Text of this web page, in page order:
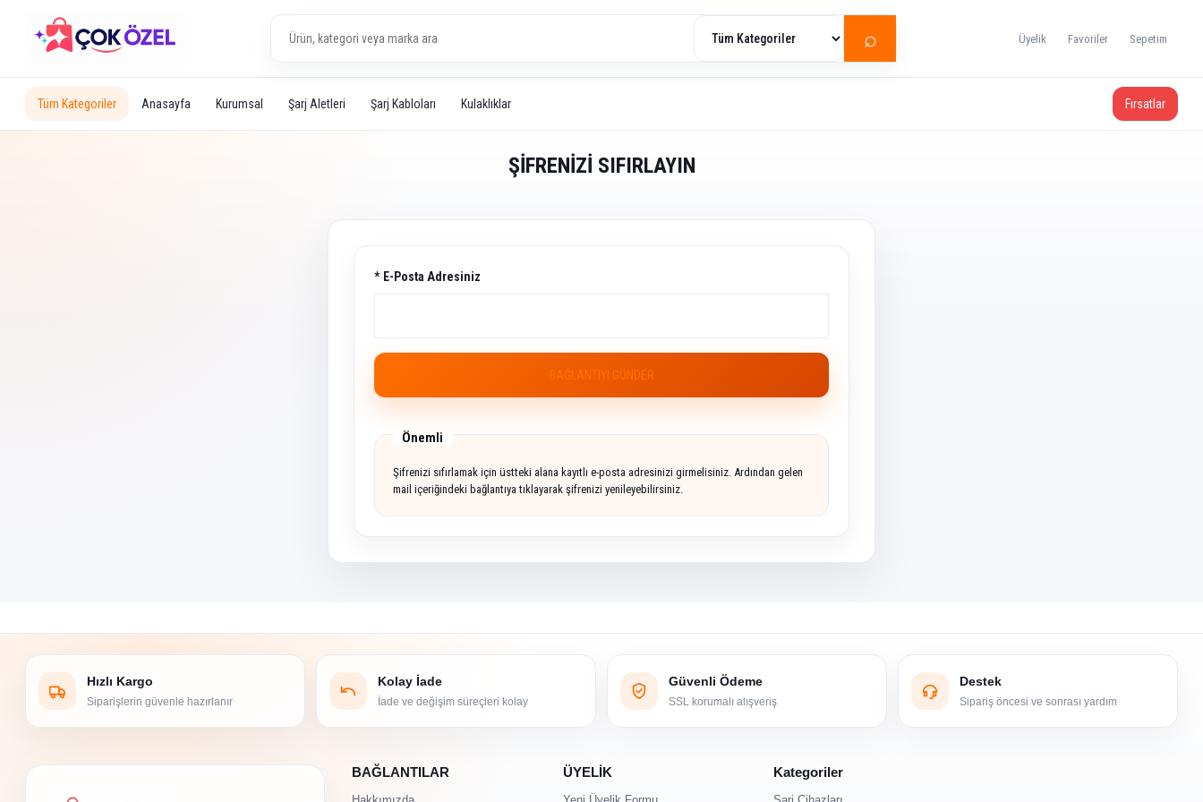
⌕ Üyelik Favoriler Sepetim
Tüm Kategoriler Anasayfa Kurumsal Şarj Aletleri Şarj Kabloları Kulaklıklar Fırsatlar
ŞİFRENİZİ SIFIRLAYIN
* E-Posta Adresiniz
BAĞLANTIYI GÖNDER
Önemli
Şifrenizi sıfırlamak için üstteki alana kayıtlı e-posta adresinizi girmelisiniz. Ardından gelen
mail içeriğindeki bağlantıya tıklayarak şifrenizi yenileyebilirsiniz.
Hızlı Kargo
Siparişlerin güvenle hazırlanır
Kolay İade
İade ve değişim süreçleri kolay
Güvenli Ödeme
SSL korumalı alışveriş
Destek
Sipariş öncesi ve sonrası yardım
BAĞLANTILAR ÜYELİK Kategoriler